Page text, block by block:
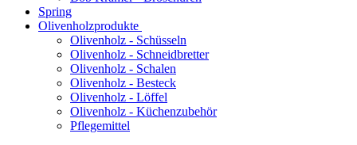
Spring
Olivenholzprodukte
Olivenholz - Schüsseln
Olivenholz - Schneidbretter
Olivenholz - Schalen
Olivenholz - Besteck
Olivenholz - Löffel
Olivenholz - Küchenzubehör
Pflegemittel